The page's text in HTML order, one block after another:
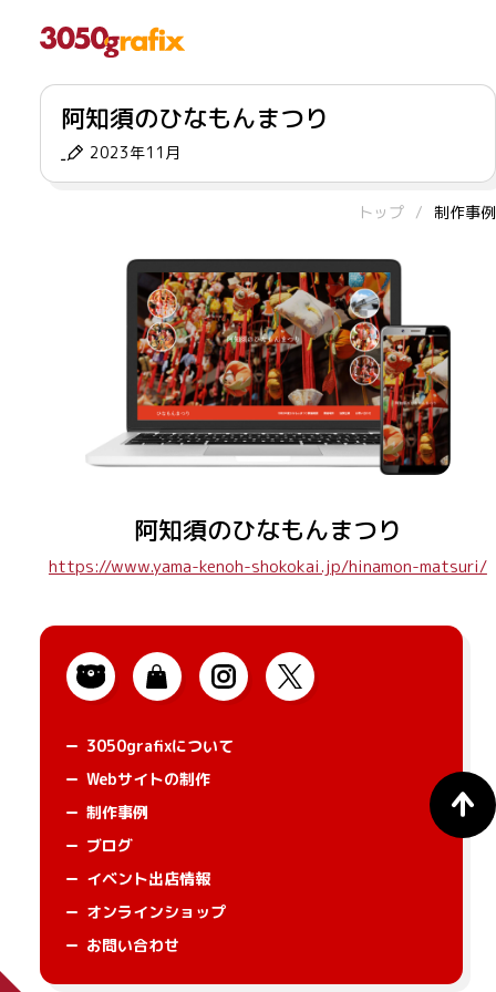
阿知須のひなもんまつり
2023年11月
トップ 制作事例
阿知須のひなもんまつり
3050grafixについて
Webサイトの制作
制作事例
ブログ
イベント出店情報
オンラインショップ
お問い合わせ